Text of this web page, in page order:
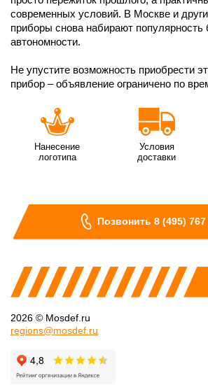
современных условий. В Москве и
приборы снова набирают популярность
автономности.
Не упустите возможность приобрести
прибор – объявление ограничено по
Нанесение
логотипа
Условия
доставки
Позвонить 8 (495) 767
2026 © Mosdef.ru
regions@mosdef.ru